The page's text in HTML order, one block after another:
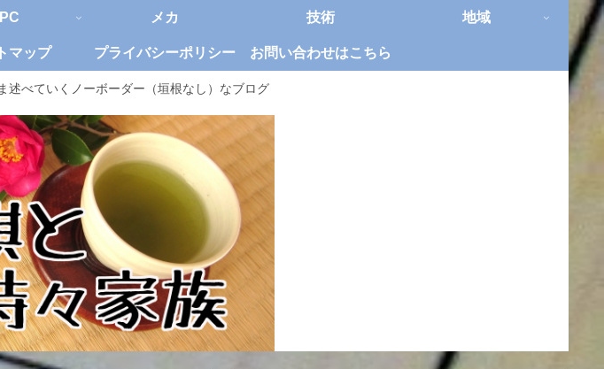
述べていくノーボーダー（垣根なし）なブログ
PC メカ 技術 地域
マップ プライバシーポリシー お問い合わせはこちら